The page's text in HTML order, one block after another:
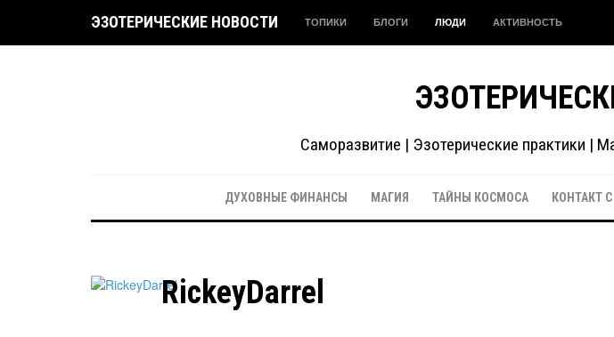
ЭЗОТЕРИЧЕСКИЕ НОВОСТИ ТОПИКИ БЛОГИ ЛЮДИ АКТИВНОСТЬ
Саморазвитие | Эзотерические практики |
ДУХОВНЫЕ ФИНАНСЫ МАГИЯ ТАЙНЫ КОСМОСА КОНТАКТ
RickeyDarrel